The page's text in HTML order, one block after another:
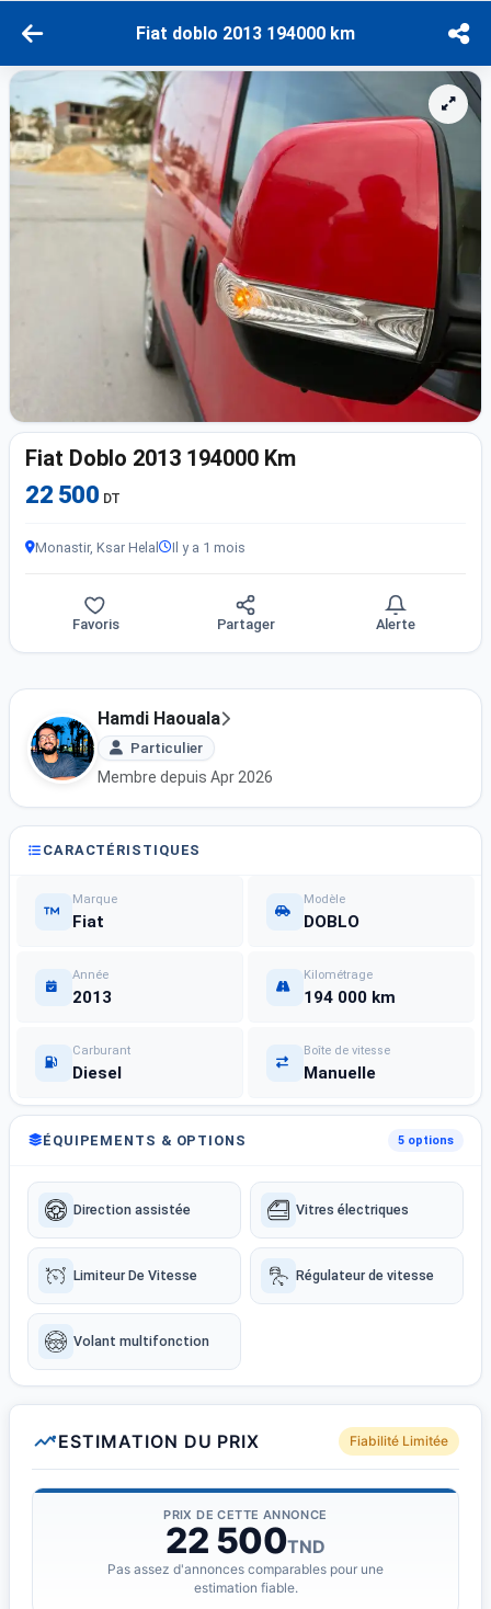
Fiat doblo 2013 194000 km
Fiat Doblo 2013 194000 Km
22 500 DT
Monastir, Ksar Helal Il y a 1 mois
Favoris Partager Alerte
Hamdi Haouala
Particulier
Membre depuis Apr 2026
CARACTÉRISTIQUES
Marque
Fiat
Modèle
DOBLO
Année
2013
Kilométrage
194 000 km
Carburant
Diesel
Boîte de vitesse
Manuelle
ÉQUIPEMENTS & OPTIONS 5 options
Direction assistée Vitres électriques
Limiteur De Vitesse Régulateur de vitesse
Volant multifonction
ESTIMATION DU PRIX Fiabilité Limitée
PRIX DE CETTE ANNONCE
22 500TND
Pas assez d'annonces comparables pour une
estimation fiable.